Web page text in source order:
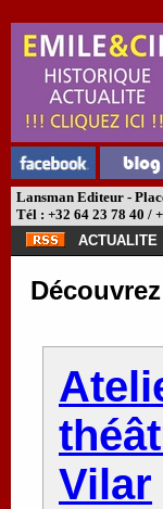
Lansman Editeur -
Tél : +32 64 23 78 40 /
ACTUALITE
Vilar